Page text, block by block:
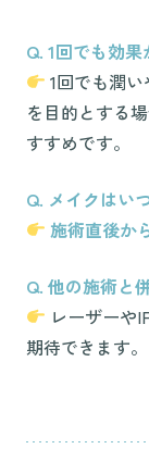
Q. 1回でも効
1回でも潤
を目的とする
すすめです。
Q. メイクはい
施術直後か
Q. 他の施術と
レーザーや
期待できます。